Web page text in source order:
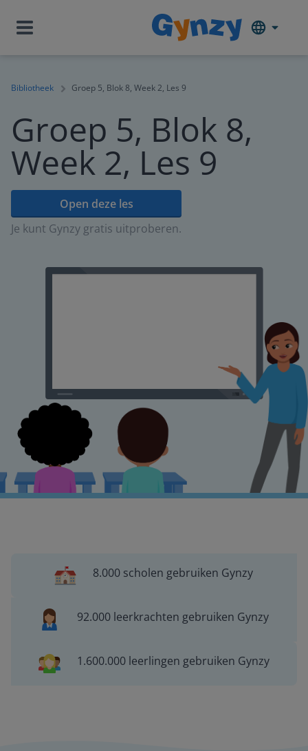
Bibliotheek Groep 5, Blok 8, Week 2, Les 9
Groep 5, Blok 8,
Week 2, Les 9
Open deze les
Je kunt Gynzy gratis uitproberen.
8.000 scholen gebruiken Gynzy
92.000 leerkrachten gebruiken Gynzy
1.600.000 leerlingen gebruiken Gynzy